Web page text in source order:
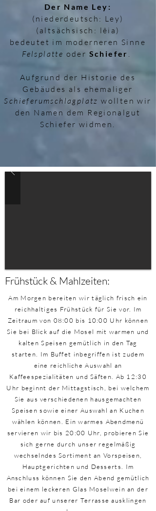
Der Name Ley:
(niederdeutsch: Ley)
(altsächsisch: lêia)
bedeutet im moderneren Sinne
Felsplatte oder Schiefer .
Aufgrund der Historie des
Gebäudes als ehemaliger
Schieferumschlagplatz wollten wir
den Namen dem Regionalgut
Schiefer widmen.
Frühstück & Mahlzeiten:
Am Morgen bereiten wir täglich frisch ein
reichhaltiges Frühstück für Sie vor. Im
Zeitraum von 08:00 bis 10:00 Uhr können
Sie bei Blick auf die Mosel mit warmen und
kalten Speisen gemütlich in den Tag
starten. Im Buffet inbegriffen ist zudem
eine reichliche Auswahl an
Kaffeespezialitäten und Säften. Ab 12:30
Uhr beginnt der Mittagstisch, bei welchem
Sie aus verschiedenen hausgemachten
Speisen sowie einer Auswahl an Kuchen
wählen können. Ein warmes Abendmenü
servieren wir bis 20:00 Uhr, probieren Sie
sich gerne durch unser regelmäßig
wechselndes Sortiment an Vorspeisen,
Hauptgerichten und Desserts. Im
Anschluss können Sie den Abend gemütlich
bei einem leckeren Glas Moselwein an der
Bar oder auf unserer Terrasse ausklingen